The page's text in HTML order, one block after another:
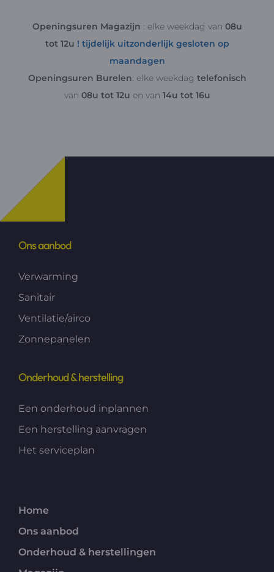
Openingsuren Magazijn : elke weekdag van 08u
tot 12u ! tijdelijk uitzonderlijk gesloten op
maandagen
Openingsuren Burelen: elke weekdag telefonisch
van 08u tot 12u en van 14u tot 16u
Home
Ons aanbod
Onderhoud & herstellingen
Ons aanbod
Verwarming
Sanitair
Ventilatie/airco
Zonnepanelen
Onderhoud & herstelling
Een onderhoud inplannen
Een herstelling aanvragen
Het serviceplan